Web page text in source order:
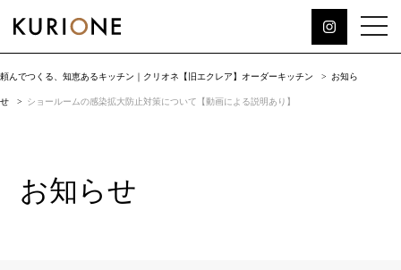
頼んでつくる、知恵あるキッチン｜クリオネ【旧エクレア】オーダーキッチン お知ら
せ ショールームの感染拡大防止対策について【動画による説明あり】
お知らせ